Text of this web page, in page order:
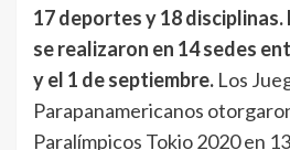
17 deportes y 18 disciplinas.
se realizaron en 14 sedes
y el 1 de septiembre. Los
Parapanamericanos
Paralímpicos Tokio 2020 en